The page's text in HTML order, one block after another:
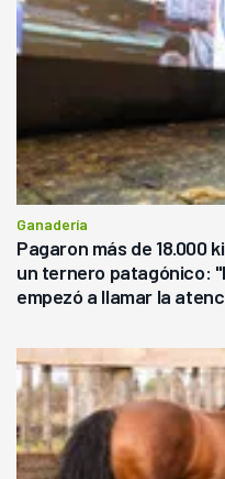
Ganadería
Pagaron más de 18.000
un ternero patagónico:
empezó a llamar la